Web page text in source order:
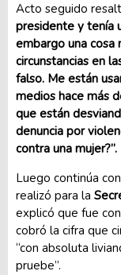
Acto seguido
presidente y tenía
embargo una cosa
circunstancias en
falso. Me están
medios hace más
que están
denuncia por
contra una mujer?”.
Luego continúa
realizó para la
explicó que fue
cobró la cifra que
“con absoluta
pruebe”.